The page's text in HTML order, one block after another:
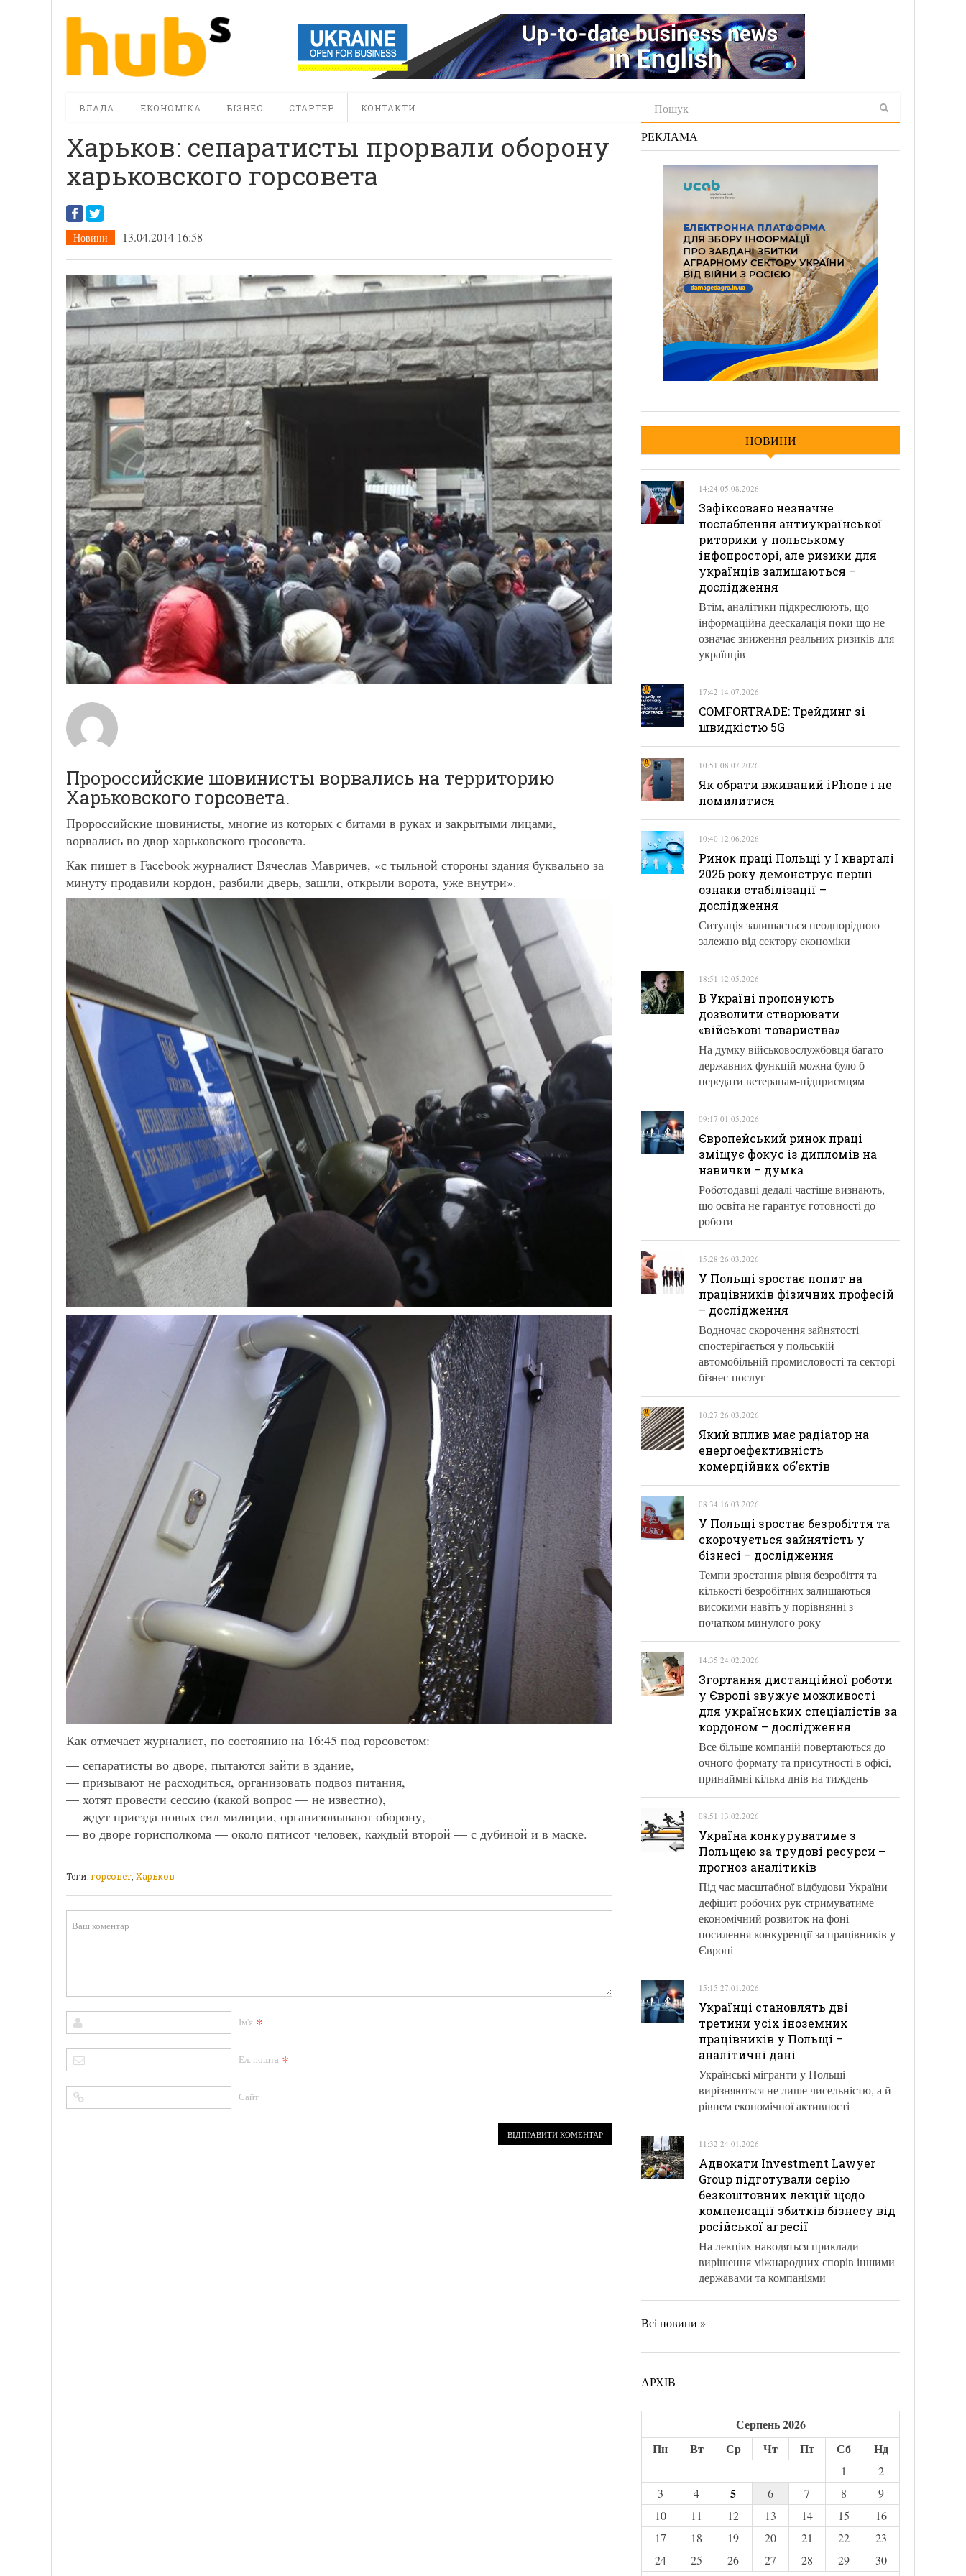
ВЛАДА ЕКОНОМІКА БІЗНЕС СТАРТЕР КОНТАКТИ
Харьков: сепаратисты прорвали оборону
харьковского горсовета
Новини 13.04.2014 16:58
Пророссийские шовинисты ворвались на территорию
Харьковского горсовета.
Пророссийские шовинисты, многие из которых с битами в руках и закрытыми лицами,
ворвались во двор харьковского гросовета.
Как пишет в Facebook журналист Вячеслав Мавричев, «с тыльной стороны здания буквально за
минуту продавили кордон, разбили дверь, зашли, открыли ворота, уже внутри».
Как отмечает журналист, по состоянию на 16:45 под горсоветом:
— сепаратисты во дворе, пытаются зайти в здание,
— призывают не расходиться, организовать подвоз питания,
— хотят провести сессию (какой вопрос — не известно),
— ждут приезда новых сил милиции, организовывают оборону,
— во дворе горисполкома — около пятисот человек, каждый второй — с дубиной и в маске.
Теги:горсовет Харьков
Ім'я *
Ел. пошта *
Сайт
РЕКЛАМА
НОВИНИ
14:24 05.08.2026
Зафіксовано незначне
послаблення антиукраїнської
риторики у польському
інфопросторі, але ризики для
українців залишаються –
дослідження
Втім, аналітики підкреслюють, що
інформаційна деескалація поки що не
означає зниження реальних ризиків для
українців
17:42 14.07.2026
COMFORTRADE: Трейдинг зі
швидкістю 5G
10:51 08.07.2026
Як обрати вживаний iPhone і не
помилитися
10:40 12.06.2026
Ринок праці Польщі у І кварталі
2026 року демонструє перші
ознаки стабілізації –
дослідження
Ситуація залишається неоднорідною
залежно від сектору економіки
18:51 12.05.2026
В Україні пропонують
дозволити створювати
«військові товариства»
На думку військовослужбовця багато
державних функцій можна було б
передати ветеранам-підприємцям
09:17 01.05.2026
Європейський ринок праці
зміщує фокус із дипломів на
навички – думка
Роботодавці дедалі частіше визнають,
що освіта не гарантує готовності до
роботи
15:28 26.03.2026
У Польщі зростає попит на
працівників фізичних професій
– дослідження
Водночас скорочення зайнятості
спостерігається у польській
автомобільній промисловості та секторі
бізнес-послуг
10:27 26.03.2026
Який вплив має радіатор на
енергоефективність
комерційних об’єктів
08:34 16.03.2026
У Польщі зростає безробіття та
скорочується зайнятість у
бізнесі – дослідження
Темпи зростання рівня безробіття та
кількості безробітних залишаються
високими навіть у порівнянні з
початком минулого року
14:35 24.02.2026
Згортання дистанційної роботи
у Європі звужує можливості
для українських спеціалістів за
кордоном – дослідження
Все більше компаній повертаються до
очного формату та присутності в офісі,
принаймні кілька днів на тиждень
08:51 13.02.2026
Україна конкуруватиме з
Польщею за трудові ресурси –
прогноз аналітиків
Під час масштабної відбудови України
дефіцит робочих рук стримуватиме
економічний розвиток на фоні
посилення конкуренції за працівників у
Європі
15:15 27.01.2026
Українці становлять дві
третини усіх іноземних
працівників у Польщі –
аналітичні дані
Українські мігранти у Польщі
вирізняються не лише чисельністю, а й
рівнем економічної активності
11:32 24.01.2026
Адвокати Investment Lawyer
Group підготували серію
безкоштовних лекцій щодо
компенсації збитків бізнесу від
російської агресії
На лекціях наводяться приклади
вирішення міжнародних спорів іншими
державами та компаніями
Всі новини »
АРХІВ
Серпень 2026
Пн
Вт Ср Чт Пт Сб Нд
1
2
3
4 5 6 7 8
9
10
11 12 13 14 15
16
17
18 19 20 21 22
23
24
25 26 27 28 29
30